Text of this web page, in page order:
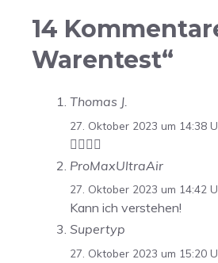
14
Warentest“
Thomas J.
27. Oktober 2023 um 14:38
👍🏼👍🏼
ProMaxUltraAir
27. Oktober 2023 um 14:42
Kann ich verstehen!
Supertyp
27. Oktober 2023 um 15:20